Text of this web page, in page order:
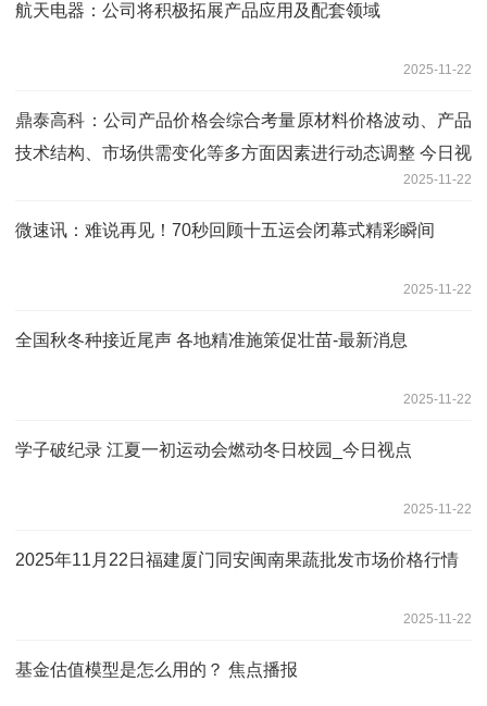
航天电器：公司将积极拓展产品应用及配套领域
2025-11-22
鼎泰高科：公司产品价格会综合考量原材料价格波动、产品
技术结构、市场供需变化等多方面因素进行动态调整 今日视
2025-11-22
微速讯：难说再见！70秒回顾十五运会闭幕式精彩瞬间
2025-11-22
全国秋冬种接近尾声 各地精准施策促壮苗-最新消息
2025-11-22
学子破纪录 江夏一初运动会燃动冬日校园_今日视点
2025-11-22
2025年11月22日福建厦门同安闽南果蔬批发市场价格行情
2025-11-22
基金估值模型是怎么用的？ 焦点播报